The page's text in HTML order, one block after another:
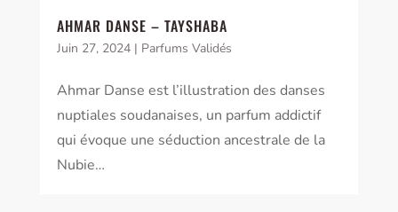
AHMAR DANSE – TAYSHABA
Juin 27, 2024| Parfums Validés
Ahmar Danse est l’illustration des danses
nuptiales soudanaises, un parfum addictif
qui évoque une séduction ancestrale de la
Nubie…